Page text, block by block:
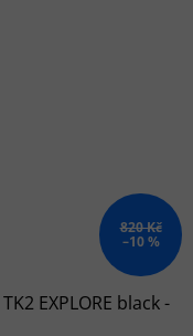
820 Kč
–10 %
EXPLORE black -